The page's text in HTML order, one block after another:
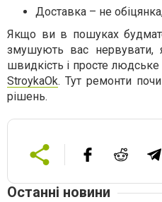
Доставка – не
Якщо ви в пошуках
змушують вас нервувати,
швидкість і просте
StroykaOk. Тут ремонти
рішень.
Останні новини